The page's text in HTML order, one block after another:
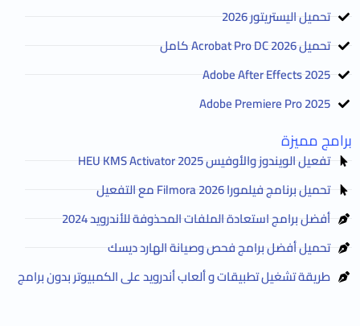
تحميل اليستريتور 2026
تحميل Acrobat Pro DC 2026 كامل
Adobe After Effects 2025
Adobe Premiere Pro 2025
برامج مميزة
تفعيل الويندوز والأوفيس HEU KMS Activator 2025
تحميل برنامج فيلمورا Filmora 2026 مع التفعيل
أفضل برامج استعادة الملفات المحذوفة للأندرويد 2024
تحميل أفضل برامج فحص وصيانة الهارد ديسك
طريقة تشغيل تطبيقات و ألعاب أندرويد على الكمبيوتر بدون برامج